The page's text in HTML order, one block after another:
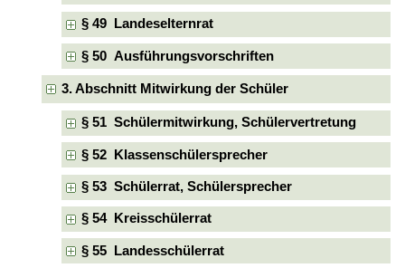
§ 49 Landeselternrat
§ 50 Ausführungsvorschriften
3. Abschnitt Mitwirkung der Schüler
§ 51 Schülermitwirkung, Schülervertretung
§ 52 Klassenschülersprecher
§ 53 Schülerrat, Schülersprecher
§ 54 Kreisschülerrat
§ 55 Landesschülerrat